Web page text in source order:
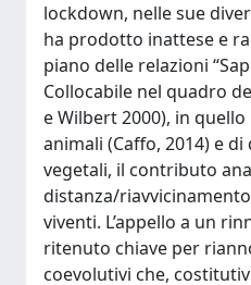
lockdown, nelle sue
ha prodotto inattese e
piano delle relazioni
Collocabile nel quadro
e Wilbert 2000), in
animali (Caffo, 2014) e
vegetali, il contributo
distanza/
viventi. L’appello a un
ritenuto chiave per
coevolutivi che,